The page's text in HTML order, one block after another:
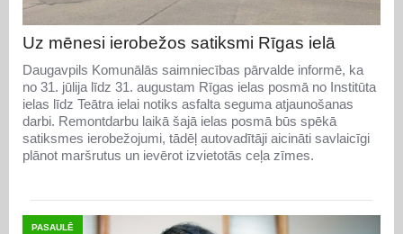
Uz mēnesi ierobežos satiksmi Rīgas ielā
Daugavpils Komunālās saimniecības pārvalde informē, ka
no 31. jūlija līdz 31. augustam Rīgas ielas posmā no Institūta
ielas līdz Teātra ielai notiks asfalta seguma atjaunošanas
darbi. Remontdarbu laikā šajā ielas posmā būs spēkā
satiksmes ierobežojumi, tādēļ autovadītāji aicināti savlaicīgi
plānot maršrutus un ievērot izvietotās ceļa zīmes.
PASAULĒ